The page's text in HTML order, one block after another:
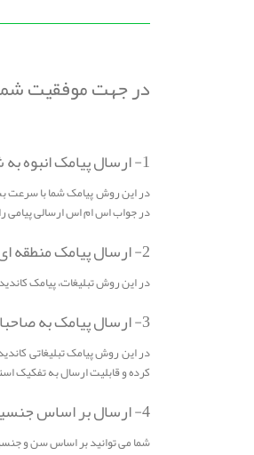
در جهت موفقیت شما
1- ارسال پیامک انبوه به شماره‌های یک شهر
در این روش پیامک شما با سرعت
در جواب اس ام اس ارسالی پیامی
2- ارسال پیامک منطقه ای با کد پستی
در این روش تبلیغات، پیامک
3- ارسال پیامک به صاحبان اصناف و مشاغل خاص
در این روش پیامک تبلیغاتی
کرده و قابلیت ارسال به تفکیک
4- ارسال بر اساس جنسیت و سن
شما می توانید بر اساس سن و